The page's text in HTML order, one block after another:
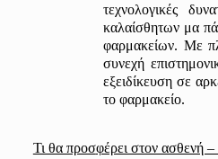
τεχνολογικές
καλαίσθητων μα
φαρμακείων. Με
συνεχή
εξειδίκευση σε
το φαρμακείο.
Τι θα προσφέρει στον ασθενή